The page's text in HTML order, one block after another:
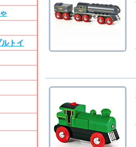
トイ